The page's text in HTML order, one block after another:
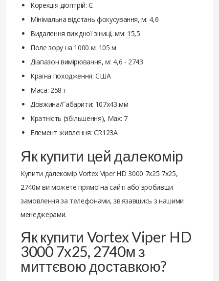
Корекція діоптрій: Є
Мінімальна відстань фокусування, м: 4,6
Видалення вихідної зіниці, мм: 15,5
Поле зору на 1000 м: 105 м
Діапазон вимірювання, м: 4,6 - 2743
Країна походження: США
Маса: 258 г
Довжина/Габарити: 107х43 мм
Кратність (збільшення), Max: 7
Елемент живлення: CR123A
Як купити цей далекомір
Купити далекомір Vortex Viper HD 3000 7х25 7х25,
2740м ви можете прямо на сайті або зробивши
замовлення за телефонами, зв'язавшись з нашими
менеджерами.
Як купити Vortex Viper HD
3000 7х25, 2740м з
миттєвою доставкою?